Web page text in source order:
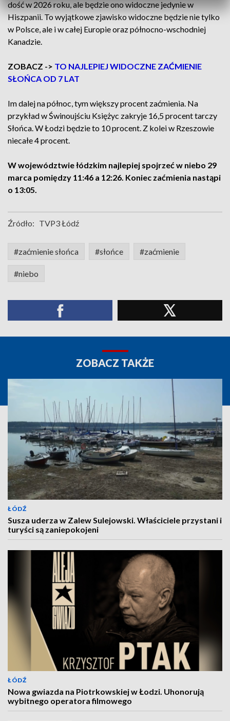
dość w 2026 roku, ale będzie ono widoczne jedynie w
Hiszpanii. To wyjątkowe zjawisko widoczne będzie nie tylko
w Polsce, ale i w całej Europie oraz północno-wschodniej
Kanadzie.
ZOBACZ -> TO NAJLEPIEJ WIDOCZNE ZAĆMIENIE
SŁOŃCA OD 7 LAT
Im dalej na północ, tym większy procent zaćmienia. Na
przykład w Świnoujściu Księżyc zakryje 16,5 procent tarczy
Słońca. W Łodzi będzie to 10 procent. Z kolei w Rzeszowie
niecałe 4 procent.
W województwie łódzkim najlepiej spojrzeć w niebo 29
marca pomiędzy 11:46 a 12:26. Koniec zaćmienia nastąpi
o 13:05.
Źródło: TVP3 Łódź
#zaćmienie słońca #słońce #zaćmienie
#niebo
ZOBACZ TAKŻE
ŁÓDŹ
Susza uderza w Zalew Sulejowski. Właściciele przystani i
turyści są zaniepokojeni
ŁÓDŹ
Nowa gwiazda na Piotrkowskiej w Łodzi. Uhonorują
wybitnego operatora filmowego